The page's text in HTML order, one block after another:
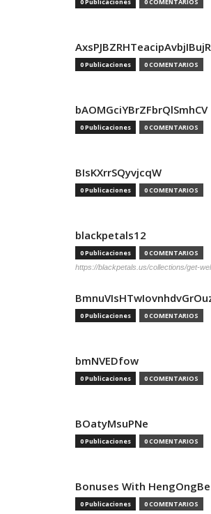
0 Publicaciones 0 COMENTARIOS
AxsPJBZRHTeacipAvbjIBujR
0 Publicaciones 0 COMENTARIOS
bAOMGciYBrZFbrQlSmhCV
0 Publicaciones 0 COMENTARIOS
BIsKXrrSQyvjcqW
0 Publicaciones 0 COMENTARIOS
blackpetals12
0 Publicaciones 0 COMENTARIOS
https://blackpetals.us/collections/get-
0 Publicaciones 0 COMENTARIOS
bmNVEDfow
0 Publicaciones 0 COMENTARIOS
BOatyMsuPNe
0 Publicaciones 0 COMENTARIOS
Bonuses With
0 Publicaciones 0 COMENTARIOS